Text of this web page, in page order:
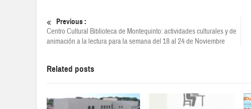
Previous :
Centro Cultural Biblioteca de Montequinto: actividades culturales y de
animación a la lectura para la semana del 18 al 24 de Noviembre
Related posts